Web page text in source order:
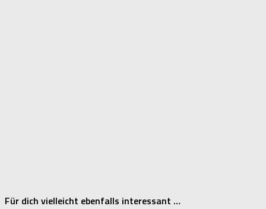
Für dich vielleicht ebenfalls interessant …